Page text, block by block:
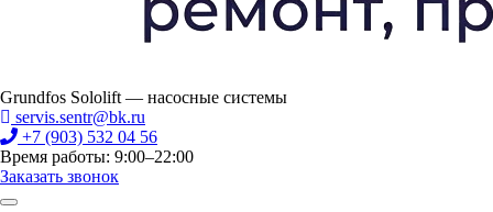
Grundfos Sololift — насосные системы
servis.sentr@bk.ru
+7 (903) 532 04 56
Время работы: 9:00–22:00
Заказать звонок